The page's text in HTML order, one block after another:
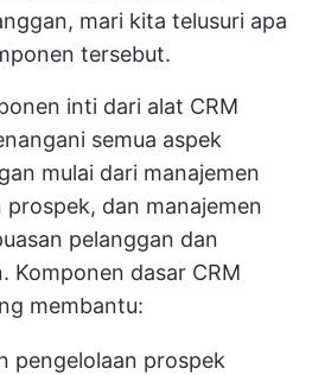
mari kita telusuri apa
tersebut.
inti dari alat CRM
semua aspek
mulai dari manajemen
dan manajemen
pelanggan dan
Komponen dasar CRM
membantu:
pengelolaan prospek